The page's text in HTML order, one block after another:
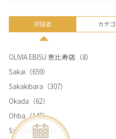
投稿者 カテ
OLIVIA EBISU 恵比寿店 （8）
Sakai （659）
Sakakibara （307）
Okada （62）
Ohba （145）
Sakamoto（36）